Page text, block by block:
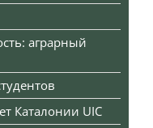
аграрный
Каталонии UIC